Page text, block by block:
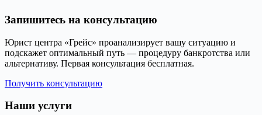
Запишитесь на консультацию
Юрист центра «Грейс» проанализирует вашу ситуацию и
подскажет оптимальный путь — процедуру банкротства или
альтернативу. Первая консультация бесплатная.
Получить консультацию
Наши услуги